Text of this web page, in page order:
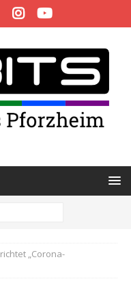
„Corona-